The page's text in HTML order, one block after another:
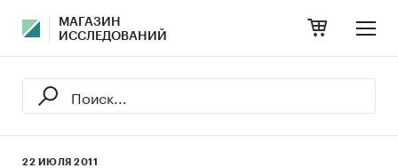
МАГАЗИН
ИССЛЕДОВАНИЙ
22 ИЮЛЯ 2011